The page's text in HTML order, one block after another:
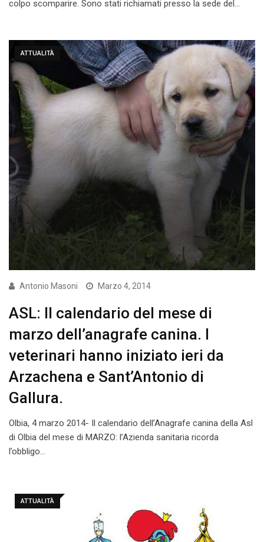
colpo scomparire. Sono stati richiamati presso la sede del…
ATTUALITÀ
Antonio Masoni Marzo 4, 2014
ASL: Il calendario del mese di
marzo dell’anagrafe canina. I
veterinari hanno iniziato ieri da
Arzachena e Sant’Antonio di
Gallura.
Olbia, 4 marzo 2014- Il calendario dell’Anagrafe canina della Asl
di Olbia del mese di MARZO: l’Azienda sanitaria ricorda
l’obbligo…
ATTUALITÀ